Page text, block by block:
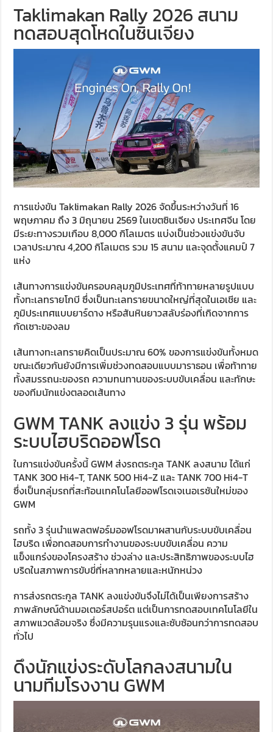
Taklimakan Rally 2026 สนาม
ทดสอบสุดโหดในซินเจียง
การแข่งขัน Taklimakan Rally 2026 จัดขึ้นระหว่างวันที่ 16
พฤษภาคม ถึง 3 มิถุนายน 2569 ในเขตซินเจียง ประเทศจีน โดย
มีระยะทางรวมเกือบ 8,000 กิโลเมตร แบ่งเป็นช่วงแข่งขันจับ
เวลาประมาณ 4,200 กิโลเมตร รวม 15 สนาม และจุดตั้งแคมป์ 7
แห่ง
เส้นทางการแข่งขันครอบคลุมภูมิประเทศที่ท้าทายหลายรูปแบบ
ทั้งทะเลทรายโกบี ซึ่งเป็นทะเลทรายขนาดใหญ่ที่สุดในเอเชีย และ
ภูมิประเทศแบบยาร์ดาง หรือสันหินยาวสลับร่องที่เกิดจากการ
กัดเซาะของลม
เส้นทางทะเลทรายคิดเป็นประมาณ 60% ของการแข่งขันทั้งหมด
ขณะเดียวกันยังมีการเพิ่มช่วงทดสอบแบบมาราธอน เพื่อท้าทาย
ทั้งสมรรถนะของรถ ความทนทานของระบบขับเคลื่อน และทักษะ
ของทีมนักแข่งตลอดเส้นทาง
GWM TANK ลงแข่ง 3 รุ่น พร้อม
ระบบไฮบริดออฟโรด
ในการแข่งขันครั้งนี้ GWM ส่งรถตระกูล TANK ลงสนาม ได้แก่
TANK 300 Hi4-T, TANK 500 Hi4-Z และ TANK 700 Hi4-T
ซึ่งเป็นกลุ่มรถที่สะท้อนเทคโนโลยีออฟโรดเจเนอเรชันใหม่ของ
GWM
รถทั้ง 3 รุ่นนำแพลตฟอร์มออฟโรดมาผสานกับระบบขับเคลื่อน
ไฮบริด เพื่อทดสอบการทำงานของระบบขับเคลื่อน ความ
แข็งแกร่งของโครงสร้าง ช่วงล่าง และประสิทธิภาพของระบบไฮ
บริดในสภาพการขับขี่ที่หลากหลายและหนักหน่วง
การส่งรถตระกูล TANK ลงแข่งขันจึงไม่ได้เป็นเพียงการสร้าง
ภาพลักษณ์ด้านมอเตอร์สปอร์ต แต่เป็นการทดสอบเทคโนโลยีใน
สภาพแวดล้อมจริง ซึ่งมีความรุนแรงและซับซ้อนกว่าการทดสอบ
ทั่วไป
ดึงนักแข่งระดับโลกลงสนามใน
นามทีมโรงงาน GWM